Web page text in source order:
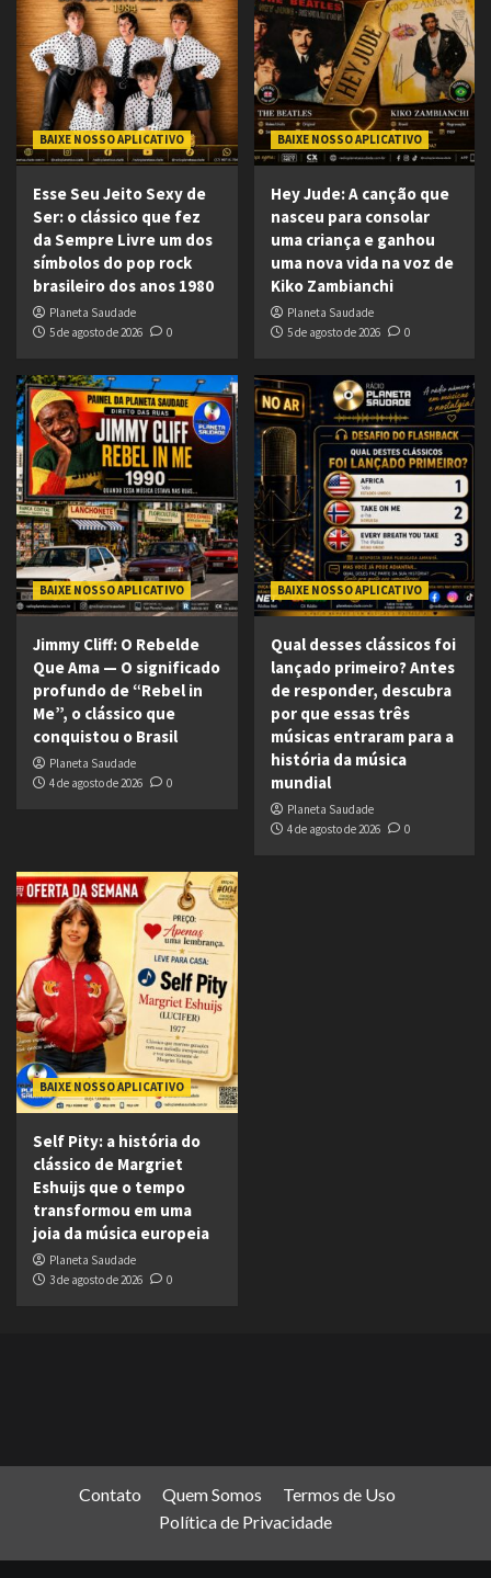
BAIXE NOSSO APLICATIVO
Esse Seu Jeito Sexy de
Ser: o clássico que fez
da Sempre Livre um dos
símbolos do pop rock
brasileiro dos anos 1980
Planeta Saudade
5 de agosto de 2026
0
BAIXE NOSSO APLICATIVO
Hey Jude: A canção que
nasceu para consolar
uma criança e ganhou
uma nova vida na voz de
Kiko Zambianchi
Planeta Saudade
5 de agosto de 2026
0
BAIXE NOSSO APLICATIVO
Jimmy Cliff: O Rebelde
Que Ama — O significado
profundo de “Rebel in
Me”, o clássico que
conquistou o Brasil
Planeta Saudade
4 de agosto de 2026
0
BAIXE NOSSO APLICATIVO
Qual desses clássicos foi
lançado primeiro? Antes
de responder, descubra
por que essas três
músicas entraram para a
história da música
mundial
Planeta Saudade
4 de agosto de 2026
0
BAIXE NOSSO APLICATIVO
Self Pity: a história do
clássico de Margriet
Eshuijs que o tempo
transformou em uma
joia da música europeia
Planeta Saudade
3 de agosto de 2026
0
Contato Quem Somos
Termos de Uso
Política de Privacidade